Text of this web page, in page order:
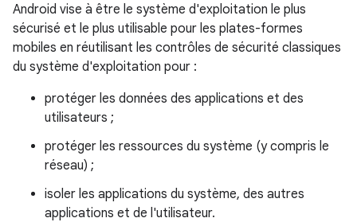
Android vise à être le système d'exploitation le plus
sécurisé et le plus utilisable pour les plates-formes
mobiles en réutilisant les contrôles de sécurité classiques
du système d'exploitation pour :
protéger les données des applications et des
utilisateurs ;
protéger les ressources du système (y compris le
réseau) ;
isoler les applications du système, des autres
applications et de l'utilisateur.